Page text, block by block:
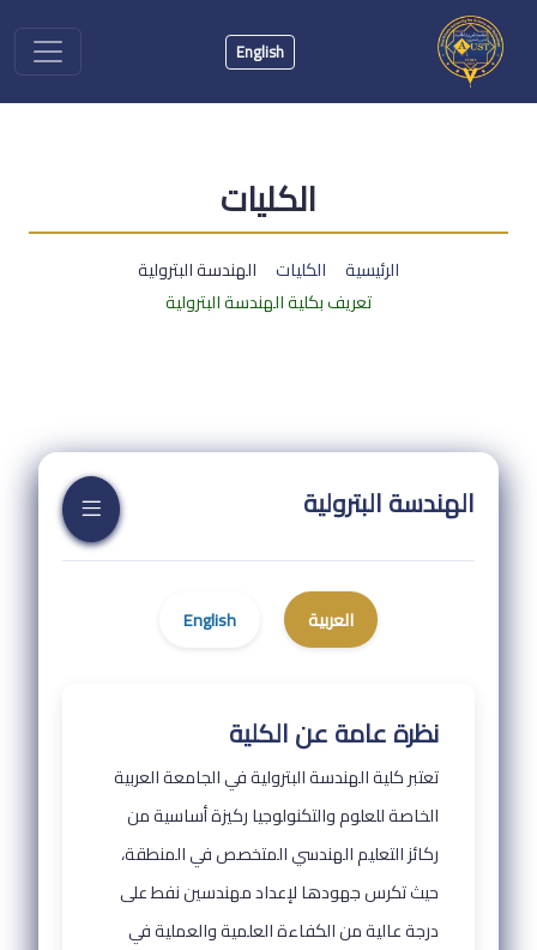
English
الكليات
الرئيسية الكليات
الهندسة البترولية
تعريف بكلية الهندسة البترولية
الهندسة البترولية
العربية English
نظرة عامة عن الكلية
تعتبر كلية الهندسة البترولية في الجامعة العربية
الخاصة للعلوم والتكنولوجيا ركيزة أساسية من
ركائز التعليم الهندسي المتخصص في المنطقة،
حيث تكرس جهودها لإعداد مهندسين نفط على
درجة عالية من الكفاءة العلمية والعملية في